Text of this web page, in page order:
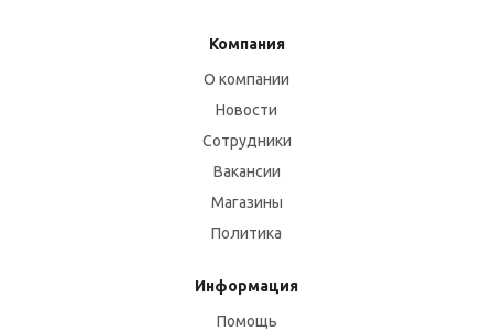
Компания
О компании
Новости
Сотрудники
Вакансии
Магазины
Политика
Информация
Помощь